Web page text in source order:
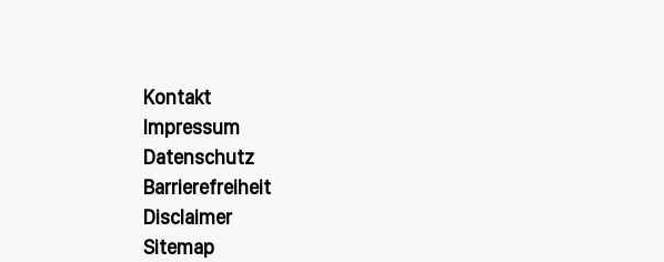
Kontakt
Impressum
Datenschutz
Barrierefreiheit
Disclaimer
Sitemap